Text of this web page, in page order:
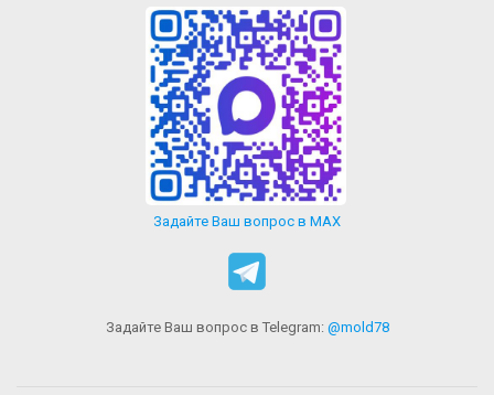
Задайте Ваш вопрос в MAX
Задайте Ваш вопрос в Telegram: @mold78